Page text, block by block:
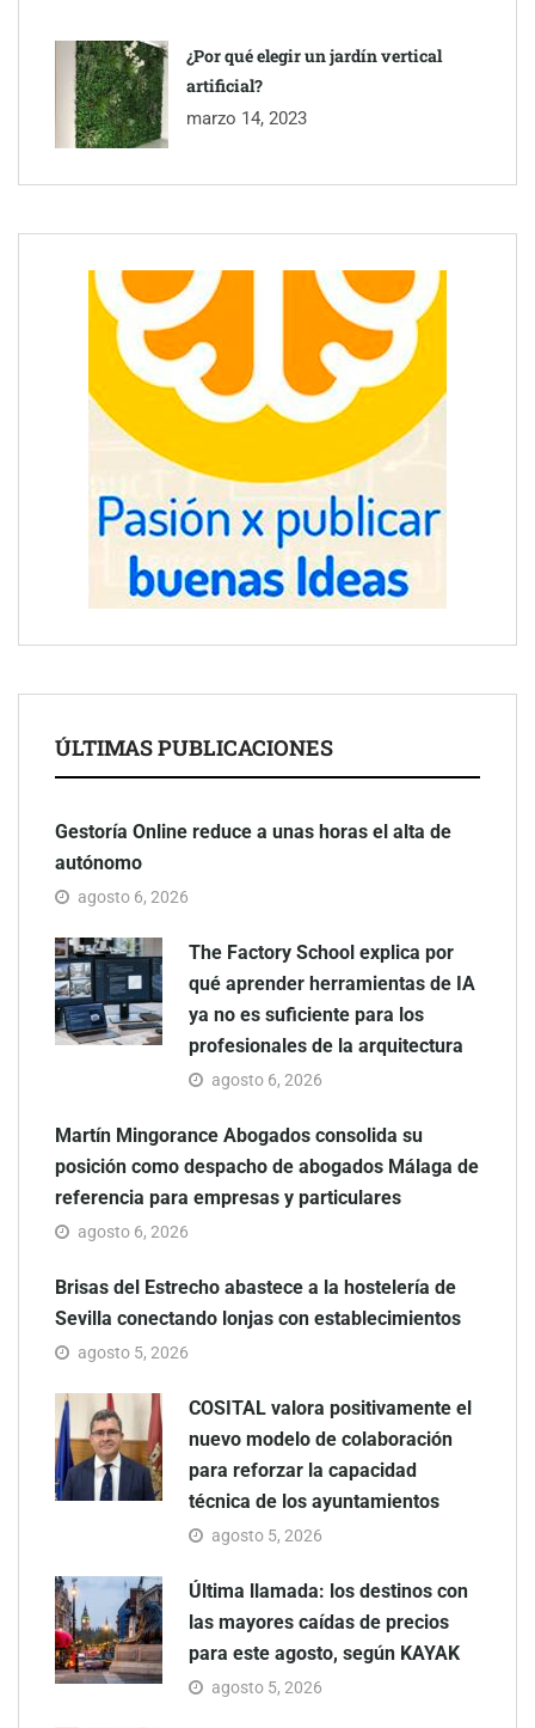
¿Por qué elegir un jardín vertical
artificial?
marzo 14, 2023
ÚLTIMAS PUBLICACIONES
Gestoría Online reduce a unas horas el alta de
autónomo
agosto 6, 2026
The Factory School explica por
qué aprender herramientas de IA
ya no es suficiente para los
profesionales de la arquitectura
agosto 6, 2026
Martín Mingorance Abogados consolida su
posición como despacho de abogados Málaga de
referencia para empresas y particulares
agosto 6, 2026
Brisas del Estrecho abastece a la hostelería de
Sevilla conectando lonjas con establecimientos
agosto 5, 2026
COSITAL valora positivamente el
nuevo modelo de colaboración
para reforzar la capacidad
técnica de los ayuntamientos
agosto 5, 2026
Última llamada: los destinos con
las mayores caídas de precios
para este agosto, según KAYAK
agosto 5, 2026